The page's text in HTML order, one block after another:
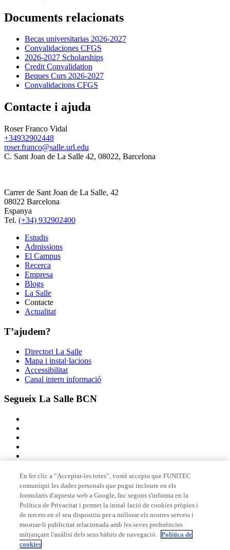
Documents relacionats
Becas universitarias 2026-2027
Convalidaciones CFGS
2026-2027 Scholarships
Credit Convalidation
Beques Curs 2026-2027
Convalidacions CFGS
Contacte i ajuda
Roser Franco Vidal
+34932902448
roser.franco@salle.url.edu
C. Sant Joan de La Salle 42, 08022, Barcelona
Carrer de Sant Joan de La Salle, 42
08022 Barcelona
Espanya
Tel. (+34) 932902400
Estudis
Admissions
El Campus
Recerca
Empresa
Blogs
La Salle
Contacte
Actualitat
T’ajudem?
Directori La Salle
Mapa i instal·lacions
Accessibilitat
Canal intern informació
Segueix La Salle BCN
Membre de
Acreditacions
En fer clic a “Acceptar-les totes”, vostè accepta que FUNITEC
comuniqui les dades personals que pugui incloure en els
formularis d'aquesta web a Google, Inc segons s'informa en la
Política de Privacitat i permet la instal·lació de cookies pròpies i
de tercers en el seu dispositiu per a millorar els nostres serveis i
mostrar-li publicitat relacionada amb les seves preferències
mitjançant l'anàlisi dels seus hàbits de navegació. Política de
cookies